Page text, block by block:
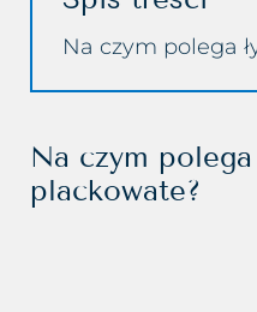
Tłusta cera
Utrata
Peeling
Powiększanie
Na czym polega
Na czym polega
plackowate?